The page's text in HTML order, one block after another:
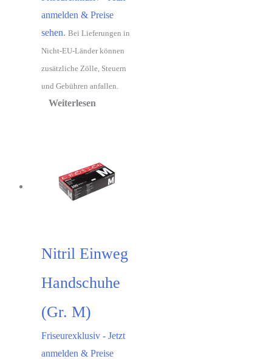
anmelden & Preise
sehen. Bei Lieferungen in
Nicht-EU-Länder können
zusätzliche Zölle, Steuern
und Gebühren anfallen.
Weiterlesen
Nitril Einweg
Handschuhe
(Gr. M)
Friseurexklusiv - Jetzt
anmelden & Preise